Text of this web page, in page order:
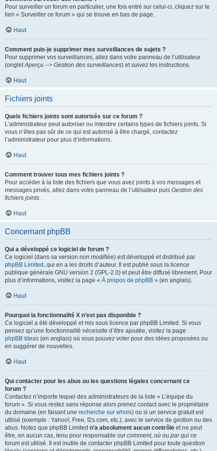
Pour surveiller un forum en particulier, une fois entré sur celui-ci, cliquez sur le
lien « Surveiller ce forum » qui se trouve en bas de page.
Haut
Comment puis-je supprimer mes surveillances de sujets ?
Pour supprimer vos surveillances, allez dans votre panneau de l’utilisateur
(ongletAperçu --> Gestion des surveillances) et suivez les instructions.
Haut
Fichiers joints
Quels fichiers joints sont autorisés sur ce forum ?
L’administrateur peut autoriser ou interdire certains types de fichiers joints. Si
vous n’êtes pas sûr de ce qui est autorisé à être chargé, contactez
l’administrateur pour plus d’informations.
Haut
Comment trouver tous mes fichiers joints ?
Pour accéder à la liste des fichiers que vous avez joints à vos messages et
messages privés, allez dans votre panneau de l’utilisateur puis Gestion des
fichiers joints.
Haut
Concernant phpBB
Qui a développé ce logiciel de forum ?
Ce logiciel (dans sa version non modifiée) est développé et distribué par
phpBB Limited , qui en a les droits d’auteur. Il est publié sous la licence
publique générale GNU version 2 (GPL-2.0) et peut être diffusé librement. Pour
plus d’informations, visitez la page « À propos de phpBB » (en anglais).
Haut
Pourquoi la fonctionnalité X n’est pas disponible ?
Ce logiciel a été développé et mis sous licence par phpBB Limited. Si vous
pensez qu’une fonctionnalité nécessite d’être ajoutée, visitez la page
phpBB Ideas (en anglais) où vous pouvez voter pour des idées proposées ou
en suggérer de nouvelles.
Haut
Qui contacter pour les abus ou les questions légales concernant ce
forum ?
Contactez n’importe lequel des administrateurs de la liste « L’équipe du
forum ». Si vous restez sans réponse alors prenez contact avec le propriétaire
du domaine (en faisant une recherche sur whois) ou si un service gratuit est
utilisé (exemple : Yahoo!, Free, f2s.com, etc.), avec le service de gestion ou des
abus. Notez que phpBB Limited n’a absolument aucun contrôle et ne peut
être, en aucun cas, tenu pour responsable sur comment, où ou par qui ce
forum est utilisé. Il est inutile de contacter phpBB Limited pour toute question